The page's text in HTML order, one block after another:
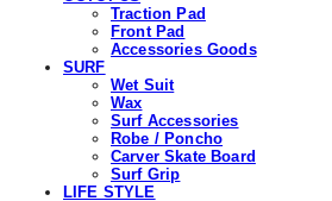
Traction Pad
Front Pad
Accessories Goods
SURF
Wet Suit
Wax
Surf Accessories
Robe / Poncho
Carver Skate Board
Surf Grip
LIFE STYLE